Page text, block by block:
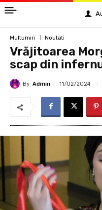
Multumiri Noutati
Vrăjitoarea
scap din
By Admin 11/02/2024